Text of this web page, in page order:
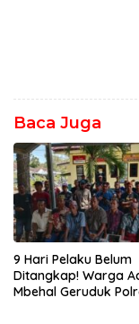
Baca Juga
9 Hari Pelaku Belum
Ditangkap! Warga
Mbehal Geruduk